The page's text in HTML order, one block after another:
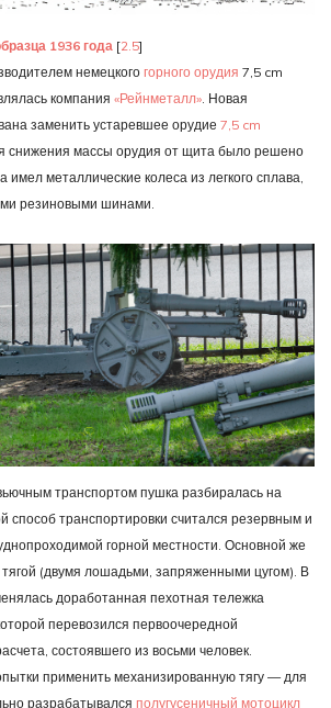
1936 года [2.5]
немецкого горного орудия 7,5 cm
компания «Рейнметалл» . Новая
заменить устаревшее орудие 7,5 cm
снижения массы орудия от щита было решено
имел металлические колеса из легкого сплава,
резиновыми шинами.
транспортом пушка разбиралась на
способ транспортировки считался резервным и
горной местности. Основной же
тягой (двумя лошадьми, запряженными цугом). В
доработанная пехотная тележка
перевозился первоочередной
состоявшего из восьми человек.
применить механизированную тягу — для
разрабатывался полугусеничный мотоцикл